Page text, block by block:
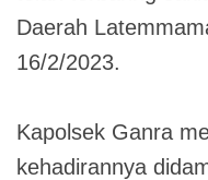
Daerah
16/2/2023.
Kapolsek Ganra
kehadirannya